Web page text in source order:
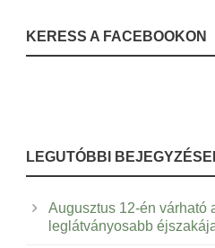
KERESS A FACEBOOKON
LEGUTÓBBI
Augusztus 12-én várható
leglátványosabb